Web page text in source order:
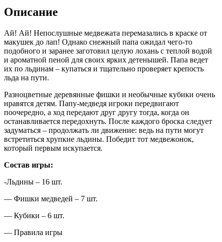
Описание
Ай! Ай! Непослушные медвежата перемазались в краске от
макушек до лап! Однако снежный папа ожидал чего-то
подобного и заранее заготовил целую лохань с теплой водой
и ароматной пеной для своих ярких детенышей. Папа ведет
их по льдинам – купаться и тщательно проверяет крепость
льда на пути.
Разноцветные деревянные фишки и необычные кубики очень
нравятся детям. Папу-медведя игроки передвигают
поочередно, а ход передают друг другу тогда, когда он
останавливается передохнуть. После каждого броска следует
задуматься – продолжать ли движение: ведь на пути могут
встретиться хрупкие льдины. Победит тот медвежонок,
который первым искупается.
Состав игры:
-Льдины – 16 шт.
— Фишки медведей – 7 шт.
— Кубики – 6 шт.
— Правила игры